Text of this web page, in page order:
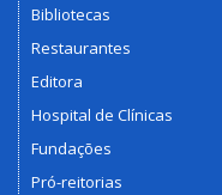
Bibliotecas
Restaurantes
Editora
Hospital de Clínicas
Fundações
Pró-reitorias